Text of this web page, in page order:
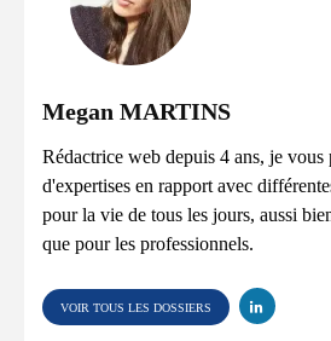
Megan MARTINS
Rédactrice web depuis 4 ans, je vous
d'expertises en rapport avec
pour la vie de tous les jours, aussi
que pour les professionnels.
VOIR TOUS LES DOSSIERS